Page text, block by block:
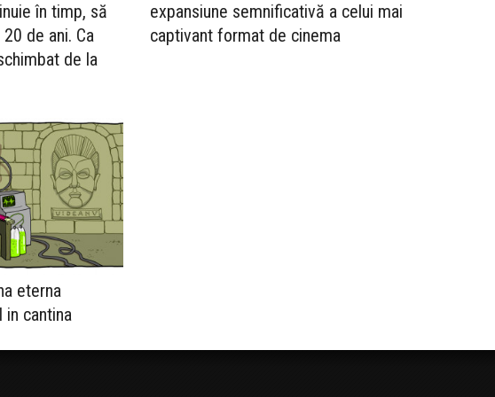
în timp, să
de ani. Ca
de la
expansiune semnificativă a celui mai
captivant format de cinema
eterna
in cantina